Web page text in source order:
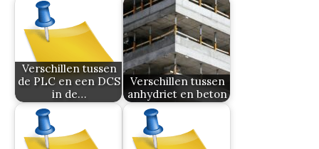
Verschillen tussen
de PLC en een DCS
in de…
Verschillen tussen
anhydriet en beton